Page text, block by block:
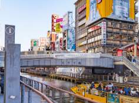
大阪市中央区で賃
オーナ